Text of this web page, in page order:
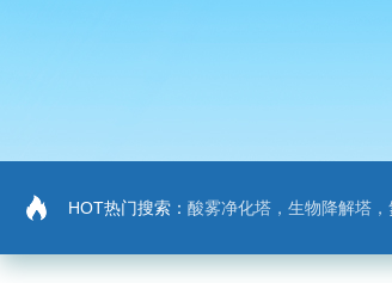
HOT热门搜索： 酸雾净化塔，生物降解塔，氮